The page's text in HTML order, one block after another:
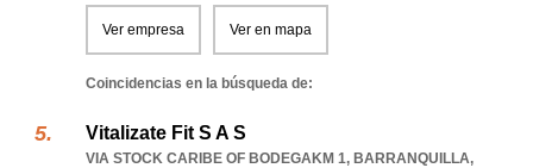
Ver empresa Ver en mapa
Coincidencias en la búsqueda de:
Vitalizate Fit S A S
VIA STOCK CARIBE OF BODEGAKM 1, BARRANQUILLA,